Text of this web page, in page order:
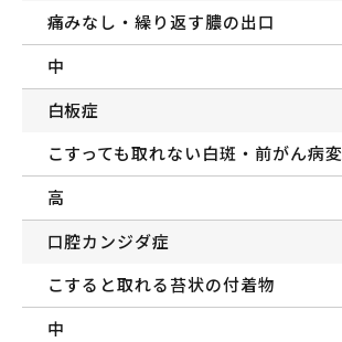
痛みなし・繰り返す膿の出口
中
白板症
こすっても取れない白斑・前がん病変
高
口腔カンジダ症
こすると取れる苔状の付着物
中